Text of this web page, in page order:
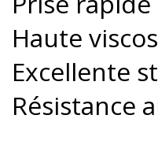
Haute
Excellente
Résistance